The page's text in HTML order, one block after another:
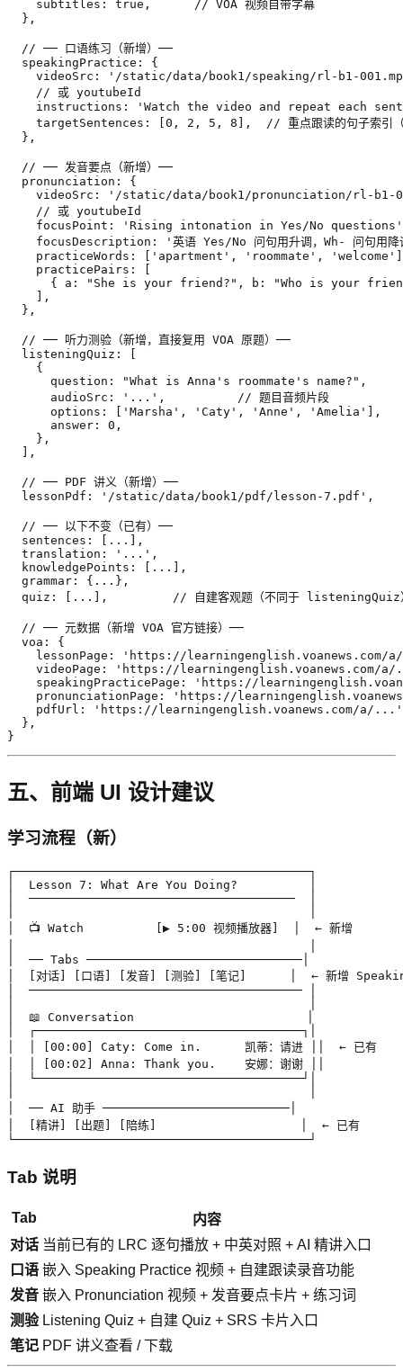
    subtitles: true,      // VOA 视频自带字幕
  },
  // ── 口语练习（新增）──
  speakingPractice: {
videoSrc: '/static/data/book1/speaking/rl-b1-
    // 或 youtubeId
instructions: 'Watch the video and repeat each
targetSentences: [0, 2, 5, 8],  // 重点跟读的句子索引
  },
  // ── 发音要点（新增）──
  pronunciation: {
videoSrc: '/static/data/book1/pronunciation/rl-b1-
    // 或 youtubeId
focusPoint: 'Rising intonation in Yes/No
focusDescription: '英语 Yes/No 问句用升调，Wh- 问句用降
practiceWords: ['apartment', 'roommate',
    practicePairs: [
{ a: "She is your friend?", b: "Who is your
    ],
  },
  // ── 听力测验（新增，直接复用 VOA 原题）──
  listeningQuiz: [
    {
      question: "What is Anna's roommate's name?",
      audioSrc: '...',          // 题目音频片段
      options: ['Marsha', 'Caty', 'Anne', 'Amelia'],
      answer: 0,
    },
  ],
  // ── PDF 讲义（新增）──
  lessonPdf: '/static/data/book1/pdf/lesson-7.pdf',
  // ── 以下不变（已有）──
  sentences: [...],
  translation: '...',
  knowledgePoints: [...],
  grammar: {...},
quiz: [...],         // 自建客观题（不同于 listeningQuiz
  // ── 元数据（新增 VOA 官方链接）──
  voa: {
lessonPage: 'https://learningenglish.voanews.com/
videoPage: 'https://learningenglish.voanews.com/a/
speakingPracticePage: 'https://
pronunciationPage: 'https://
pdfUrl: 'https://learningenglish.voanews.com/a/
  },
}
五、前端 UI 设计建议
学习流程（新）
┌─────────────────────────────────────────┐
│  Lesson 7: What Are You Doing?          │
│  ─────────────────────────────────────  │
│  📺 Watch          [▶ 5:00 视频播放器]  │  ← 新增
│  ── Tabs ──────────────────────────────│
│  [对话] [口语] [发音] [测验] [笔记]      │  ← 新增
│  ────────────────────────────────────── │
│  📖 Conversation                        │
│  ┌─────────────────────────────────────┐│
│  │ [00:00] Caty: Come in.      凯蒂：请进 ││  ← 已有
│  │ [00:02] Anna: Thank you.    安娜：谢谢 ││
│  └─────────────────────────────────────┘│
│  ── AI 助手 ──────────────────────────│
│  [精讲] [出题] [陪练]                    │  ← 已有
└─────────────────────────────────────────┘
Tab 说明
Tab
内容
对话 当前已有的 LRC 逐句播放 + 中英对照 + AI 精讲入口
口语 嵌入 Speaking Practice 视频 + 自建跟读录音功能
发音 嵌入 Pronunciation 视频 + 发音要点卡片 + 练习词
测验 Listening Quiz + 自建 Quiz + SRS 卡片入口
笔记 PDF 讲义查看 / 下载